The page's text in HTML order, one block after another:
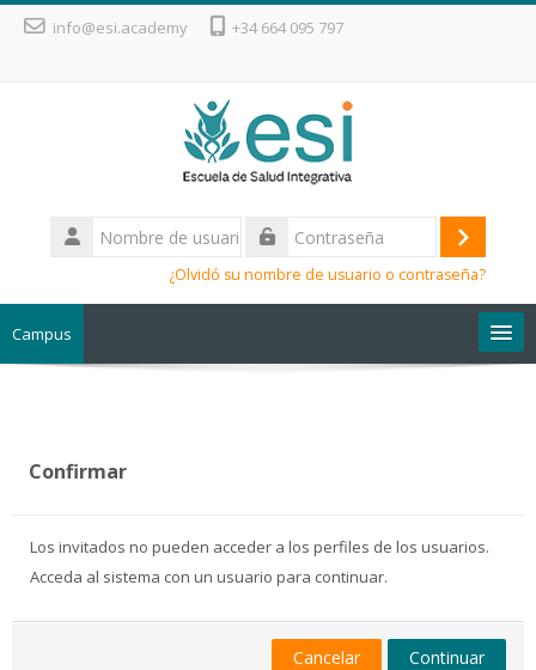
Salta al contenido principal
info@esi.academy +34 664 095 797
Nombre
de
Acceder
¿Olvidó su nombre de usuario o contraseña?
Campus
Confirmar
Los invitados no pueden acceder a los perfiles de los usuarios.
Acceda al sistema con un usuario para continuar.
Cancelar Continuar